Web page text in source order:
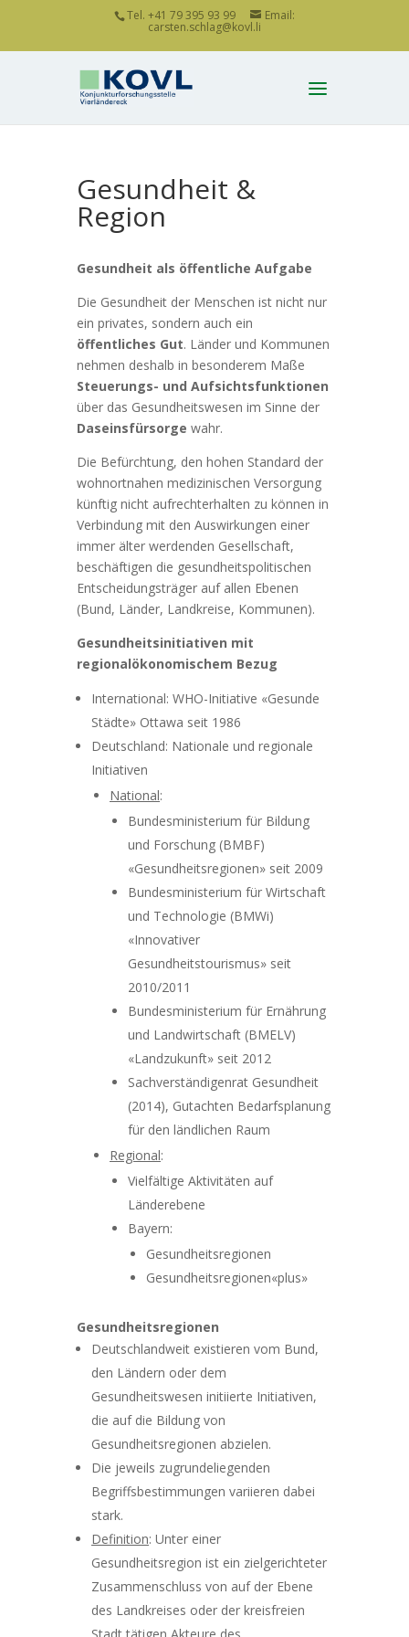
Tel. +41 79 395 93 99 Email:
carsten.schlag@kovl.li
Gesundheit &
Region
Gesundheit als öffentliche Aufgabe
Die Gesundheit der Menschen ist nicht nur
ein privates, sondern auch ein
öffentliches Gut. Länder und Kommunen
nehmen deshalb in besonderem Maße
Steuerungs- und Aufsichtsfunktionen
über das Gesundheitswesen im Sinne der
Daseinsfürsorge wahr.
Die Befürchtung, den hohen Standard der
wohnortnahen medizinischen Versorgung
künftig nicht aufrechterhalten zu können in
Verbindung mit den Auswirkungen einer
immer älter werdenden Gesellschaft,
beschäftigen die gesundheitspolitischen
Entscheidungsträger auf allen Ebenen
(Bund, Länder, Landkreise, Kommunen).
Gesundheitsinitiativen mit
regionalökonomischem Bezug
International: WHO-Initiative «Gesunde
Städte» Ottawa seit 1986
Deutschland: Nationale und regionale
Initiativen
National:
Bundesministerium für Bildung
und Forschung (BMBF)
«Gesundheitsregionen» seit 2009
Bundesministerium für Wirtschaft
und Technologie (BMWi)
«Innovativer
Gesundheitstourismus» seit
2010/2011
Bundesministerium für Ernährung
und Landwirtschaft (BMELV)
«Landzukunft» seit 2012
Sachverständigenrat Gesundheit
(2014), Gutachten Bedarfsplanung
für den ländlichen Raum
Regional:
Vielfältige Aktivitäten auf
Länderebene
Bayern:
Gesundheitsregionen
Gesundheitsregionen«plus»
Gesundheitsregionen
Deutschlandweit existieren vom Bund,
den Ländern oder dem
Gesundheitswesen initiierte Initiativen,
die auf die Bildung von
Gesundheitsregionen abzielen.
Die jeweils zugrundeliegenden
Begriffsbestimmungen variieren dabei
stark.
Definition: Unter einer
Gesundheitsregion ist ein zielgerichteter
Zusammenschluss von auf der Ebene
des Landkreises oder der kreisfreien